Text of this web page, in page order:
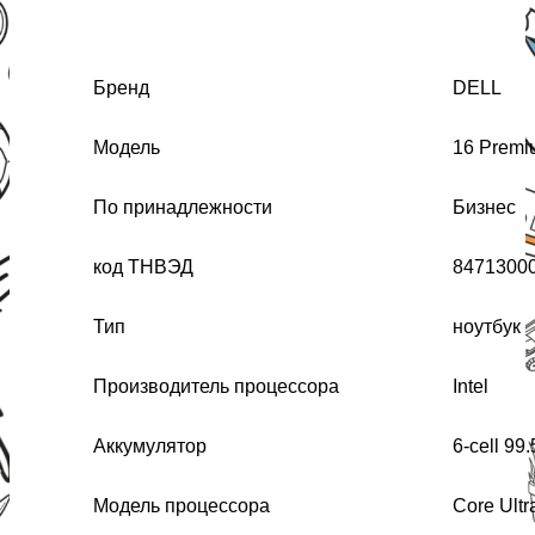
Бренд DELL
Модель 16
По принадлежности Бизнес
код ТНВЭД
Тип ноутбук
Производитель процессора Intel
Аккумулятор 6-cell
Модель процессора Core